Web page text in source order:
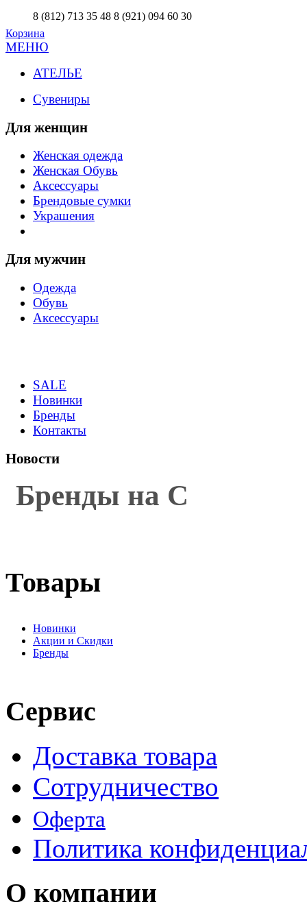
8 (812) 713 35 48 8 (921) 094 60 30
Корзина
МЕНЮ
АТЕЛЬЕ
Сувениры
Для женщин
Женская одежда
Женская Обувь
Аксессуары
Брендовые сумки
Украшения
Для мужчин
Одежда
Обувь
Аксессуары
SALE
Новинки
Бренды
Контакты
Новости
Бренды на С
Товары
Новинки
Акции и Скидки
Бренды
Сервис
Доставка товара
Сотрудничество
Оферта
Политика
О компании